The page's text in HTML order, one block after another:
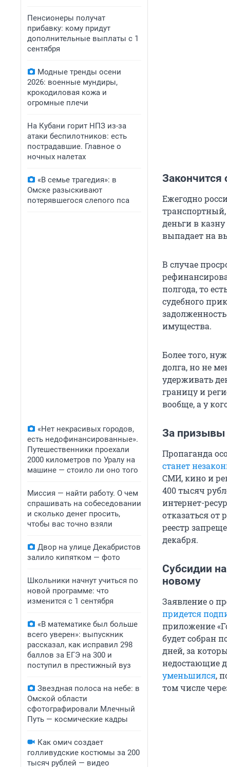
Пенсионеры получат
прибавку: кому придут
дополнительные выплаты с 1
сентября
Модные тренды осени
2026: военные мундиры,
крокодиловая кожа и
огромные плечи
На Кубани горит НПЗ из-за
атаки беспилотников: есть
пострадавшие. Главное о
ночных налетах
«В семье трагедия»: в
Омске разыскивают
потерявшегося слепого пса
«Нет некрасивых городов,
есть недофинансированные».
Путешественники проехали
2000 километров по Уралу на
машине — стоило ли оно того
Миссия — найти работу. О чем
спрашивать на собеседовании
и сколько денег просить,
чтобы вас точно взяли
Двор на улице Декабристов
залило кипятком — фото
Школьники начнут учиться по
новой программе: что
изменится с 1 сентября
«В математике был больше
всего уверен»: выпускник
рассказал, как исправил 298
баллов за ЕГЭ на 300 и
поступил в престижный вуз
Звездная полоса на небе: в
Омской области
сфотографировали Млечный
Путь — космические кадры
Как омич создает
голливудские костюмы за 200
тысяч рублей — видео
Закончится
Ежегодно
деньги в
выпадает на
В случае
полгода, то
судебного
имущества.
Более того,
долга, но не
удерживать
границу и
вообще, а у
За призывы
Пропаганда
станет
СМИ, кино и
400 тысяч
интернет-
отказаться от
реестр
декабря.
Субсидии
новому
Заявление о
придется
приложение
будет собран
дней, за
недостающие
уменьшился,
том числе